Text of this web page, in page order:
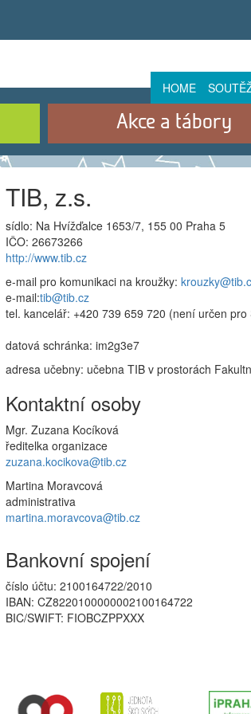
HOME
Akce a tábory
TIB, z.s.
sídlo: Na Hvížďalce 1653/7, 155 00 Praha 5
IČO: 26673266
http://www.tib.cz
e-mail pro komunikaci na kroužky:
e-mail:tib@tib.cz
tel. kancelář: +420 739 659 720 (není určen pro
datová schránka: im2g3e7
adresa učebny: učebna TIB v prostorách
Kontaktní osoby
Mgr. Zuzana Kocíková
ředitelka organizace
zuzana.kocikova@tib.cz
Martina Moravcová
administrativa
martina.moravcova@tib.cz
Bankovní spojení
číslo účtu: 2100164722/2010
IBAN: CZ8220100000002100164722
BIC/SWIFT: FIOBCZPPXXX